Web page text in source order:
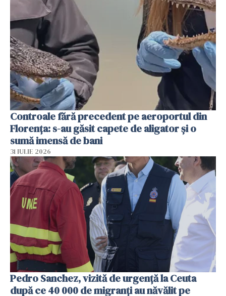
Controale fără precedent pe aeroportul din
Florența: s-au găsit capete de aligator și o
sumă imensă de bani
31 IULIE 2026
Pedro Sanchez, vizită de urgență la Ceuta
după ce 40 000 de migranți au năvălit pe